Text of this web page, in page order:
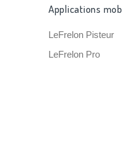
Applications
LeFrelon Pisteur
LeFrelon Pro